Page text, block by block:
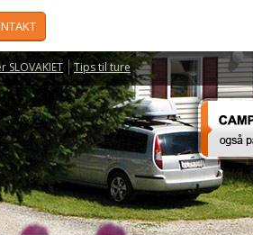
Tips til ture